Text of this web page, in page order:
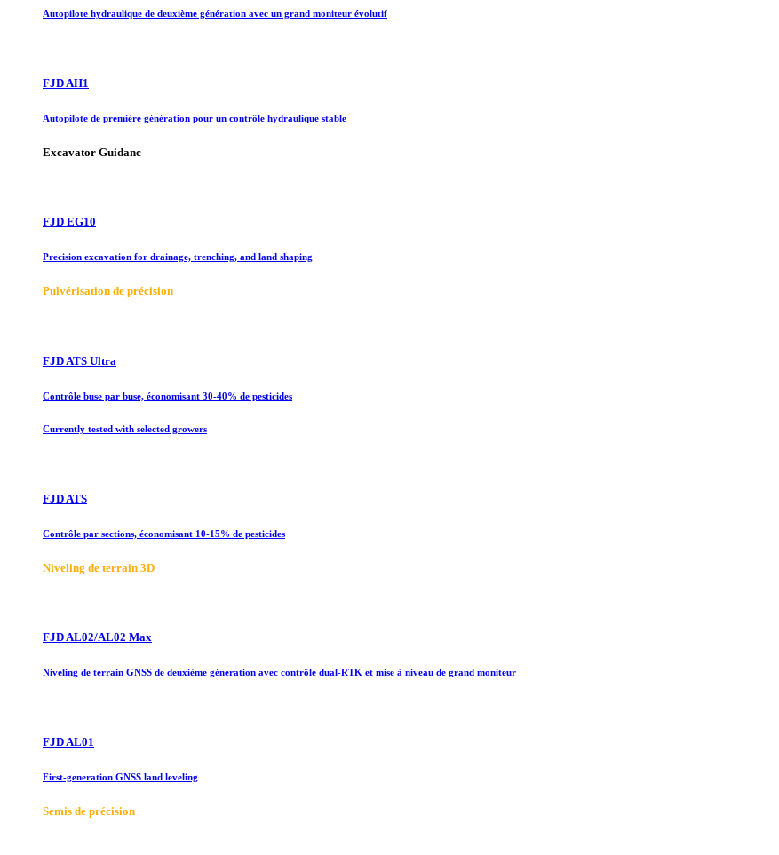
Autopilote hydraulique de deuxième génération avec un grand moniteur évolutif
FJD AH1
Autopilote de première génération pour un contrôle hydraulique stable
Excavator Guidanc
FJD EG10
Precision excavation for drainage, trenching, and land shaping
Pulvérisation de précision
FJD ATS Ultra
Contrôle buse par buse, économisant 30-40% de pesticides
Currently tested with selected growers
FJD ATS
Contrôle par sections, économisant 10-15% de pesticides
Niveling de terrain 3D
FJD AL02/AL02 Max
Niveling de terrain GNSS de deuxième génération avec contrôle dual-RTK et mise à niveau de grand moniteur
FJD AL01
First-generation GNSS land leveling
Semis de précision